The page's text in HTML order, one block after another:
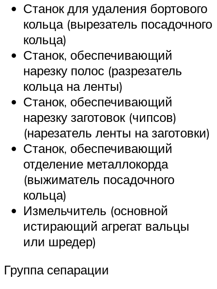
Станок для удаления бортового
кольца (вырезатель посадочного
кольца)
Станок, обеспечивающий
нарезку полос (разрезатель
кольца на ленты)
Станок, обеспечивающий
нарезку заготовок (чипсов)
(нарезатель ленты на заготовки)
Станок, обеспечивающий
отделение металлокорда
(выжиматель посадочного
кольца)
Измельчитель (основной
истирающий агрегат вальцы
или шредер)
Группа сепарации